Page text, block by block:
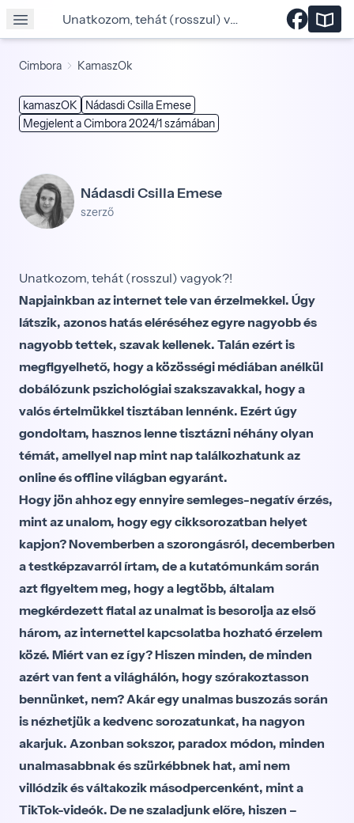
Unatkozom, tehát (rosszul) vagyok?!
Cimbora KamaszOk
kamaszOK
Nádasdi Csilla Emese
Megjelent a Cimbora 2024/1 számában
Nádasdi Csilla Emese
szerző
Unatkozom, tehát (rosszul) vagyok?!
Napjainkban az internet tele van érzelmekkel. Úgy
látszik, azonos hatás eléréséhez egyre nagyobb és
nagyobb tettek, szavak kellenek. Talán ezért is
megfigyelhető, hogy a közösségi médiában anélkül
dobálózunk pszichológiai szakszavakkal, hogy a
valós értelmükkel tisztában lennénk. Ezért úgy
gondoltam, hasznos lenne tisztázni néhány olyan
témát, amellyel nap mint nap találkozhatunk az
online és offline világban egyaránt.
Hogy jön ahhoz egy ennyire semleges-negatív érzés,
mint az unalom, hogy egy cikksorozatban helyet
kapjon? Novemberben a szorongásról, decemberben
a testképzavarról írtam, de a kutatómunkám során
azt figyeltem meg, hogy a legtöbb, általam
megkérdezett fiatal az unalmat is besorolja az első
három, az internettel kapcsolatba hozható érzelem
közé. Miért van ez így? Hiszen minden, de minden
azért van fent a világhálón, hogy szórakoztasson
bennünket, nem? Akár egy unalmas buszozás során
is nézhetjük a kedvenc sorozatunkat, ha nagyon
akarjuk. Azonban sokszor, paradox módon, minden
unalmasabbnak és szürkébbnek hat, ami nem
villódzik és váltakozik másodpercenként, mint a
TikTok-videók. De ne szaladjunk előre, hiszen –